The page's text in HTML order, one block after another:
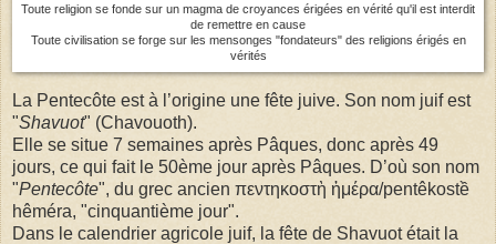
Toute religion se fonde sur un magma de croyances érigées en vérité qu'il est interdit
de remettre en cause
Toute civilisation se forge sur les mensonges "fondateurs" des religions érigés en
vérités
La Pentecôte est à l’origine une fête juive. Son nom juif est
"Shavuot" (Chavouoth).
Elle se situe 7 semaines après Pâques, donc après 49
jours, ce qui fait le 50ème jour après Pâques. D’où son nom
"Pentecôte", du grec ancien πεντηκοστὴ ἡμέρα/pentêkostề
hêméra, "cinquantième jour".
Dans le calendrier agricole juif, la fête de Shavuot était la